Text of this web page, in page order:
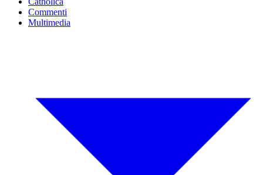
Commenti
Multimedia